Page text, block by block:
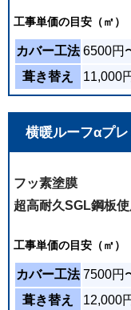
イガクさん
も迅速丁寧で
上がりも完璧
丁寧だったの
がとうござい
屋根の経年劣
しました。
や資料などが
させて頂きま
間に工事が
じがよく、仕
かあればこち
す。
工事単価の目安（㎡）
カバー工法 6500円
葺き替え
11,000
横暖ルーフαプレ
フッ素塗膜
超高耐久SGL鋼板使
工事単価の目安（㎡）
カバー工法 7500円
葺き替え
12,000